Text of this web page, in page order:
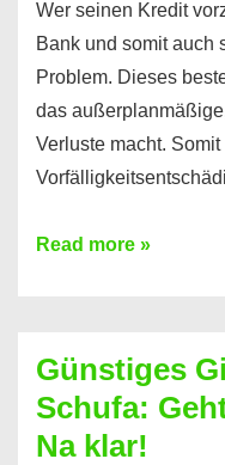
Wer seinen Kredit
Bank und somit auch
Problem. Dieses
das
Verluste macht.
Kredit
dabei
profitieren
–
Read more »
Günstiges
Schufa:
Na klar!